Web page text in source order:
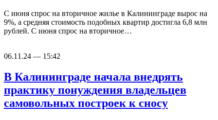
С июня спрос на вторичное жилье в Калининграде вырос на
9%, а средняя стоимость подобных квартир достигла 6,8 млн
рублей. С июня спрос на вторичное…
06.11.24 — 15:42
В Калининграде начала внедрять
практику понуждения владельцев
самовольных построек к сносу